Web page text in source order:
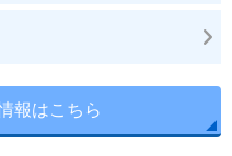
報はこちら